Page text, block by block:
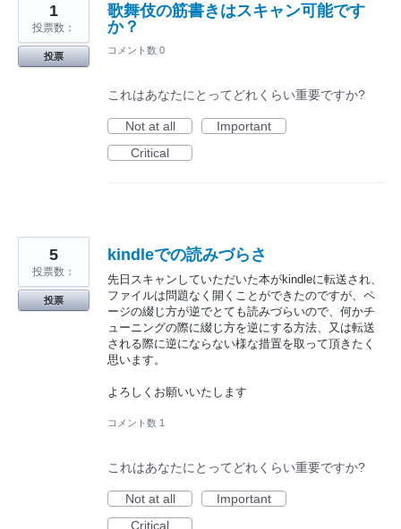
歌舞伎の筋書きはスキャン可能です
か？
1
投票数：
投票
コメント数 0
これはあなたにとってどれくらい重要ですか?
Not at all
Important
Critical
kindleでの読みづらさ
先日スキャンしていただいた本がkindleに転送され、
ファイルは問題なく開くことができたのですが、ペ
ージの綴じ方が逆でとても読みづらいので、何かチ
ューニングの際に綴じ方を逆にする方法、又は転送
される際に逆にならない様な措置を取って頂きたく
思います。
よろしくお願いいたします
5
投票数：
投票
コメント数 1
これはあなたにとってどれくらい重要ですか?
Not at all
Important
Critical